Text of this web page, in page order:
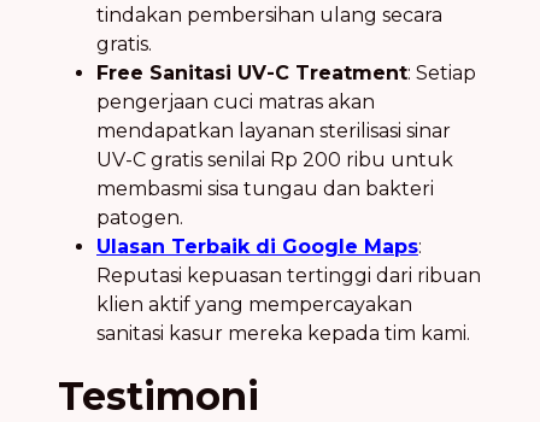
tindakan pembersihan ulang secara
gratis.
Free Sanitasi UV-C Treatment: Setiap
pengerjaan cuci matras akan
mendapatkan layanan sterilisasi sinar
UV-C gratis senilai Rp 200 ribu untuk
membasmi sisa tungau dan bakteri
patogen.
Ulasan Terbaik di Google Maps:
Reputasi kepuasan tertinggi dari ribuan
klien aktif yang mempercayakan
sanitasi kasur mereka kepada tim kami.
Testimoni